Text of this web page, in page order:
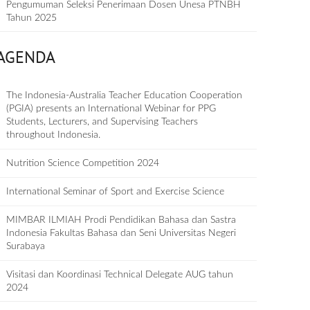
Pengumuman Seleksi Penerimaan Dosen Unesa PTNBH
Tahun 2025
The Indonesia-Australia Teacher Education Cooperation
(PGIA) presents an International Webinar for PPG
Students, Lecturers, and Supervising Teachers
throughout Indonesia.
Nutrition Science Competition 2024
International Seminar of Sport and Exercise Science
MIMBAR ILMIAH Prodi Pendidikan Bahasa dan Sastra
Indonesia Fakultas Bahasa dan Seni Universitas Negeri
Surabaya
Visitasi dan Koordinasi Technical Delegate AUG tahun
2024